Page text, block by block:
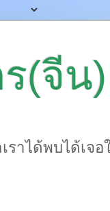
(จีน)
ราได้พบได้เจ